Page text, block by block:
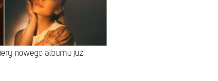
nowego albumu już